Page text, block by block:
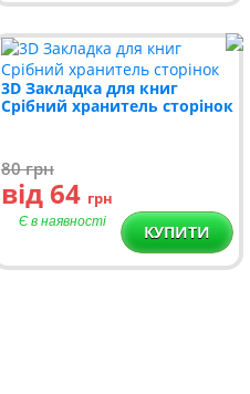
3D Закладка для книг
Срібний хранитель сторінок
80грн
від 64 грн
Є в наявності КУПИТИ